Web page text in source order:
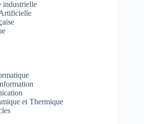
industrielle
et Thermique